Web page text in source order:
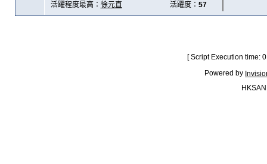
活躍程度最高： 徐元直 活躍度： 57
[ Script Execution time:
Powered by